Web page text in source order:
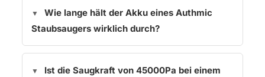
Wie lange hält der Akku eines Authmic
Staubsaugers wirklich durch?
Ist die Saugkraft von 45000Pa bei einem